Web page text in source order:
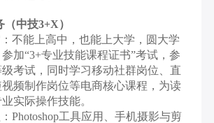
中技3+X）
不能上高中，也能上大学，圆大学
加“3+专业技能课程证书”考试，参
考试，同时学习移动社群岗位、直
频制作岗位等电商核心课程，为读
实际操作技能。
Photoshop工具应用、手机摄影与剪